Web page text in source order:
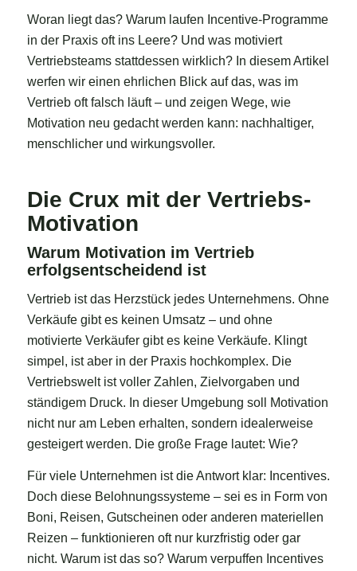
Woran liegt das? Warum laufen Incentive-Programme
in der Praxis oft ins Leere? Und was motiviert
Vertriebsteams stattdessen wirklich? In diesem Artikel
werfen wir einen ehrlichen Blick auf das, was im
Vertrieb oft falsch läuft – und zeigen Wege, wie
Motivation neu gedacht werden kann: nachhaltiger,
menschlicher und wirkungsvoller.
Die Crux mit der Vertriebs-
Motivation
Warum Motivation im Vertrieb
erfolgsentscheidend ist
Vertrieb ist das Herzstück jedes Unternehmens. Ohne
Verkäufe gibt es keinen Umsatz – und ohne
motivierte Verkäufer gibt es keine Verkäufe. Klingt
simpel, ist aber in der Praxis hochkomplex. Die
Vertriebswelt ist voller Zahlen, Zielvorgaben und
ständigem Druck. In dieser Umgebung soll Motivation
nicht nur am Leben erhalten, sondern idealerweise
gesteigert werden. Die große Frage lautet: Wie?
Für viele Unternehmen ist die Antwort klar: Incentives.
Doch diese Belohnungssysteme – sei es in Form von
Boni, Reisen, Gutscheinen oder anderen materiellen
Reizen – funktionieren oft nur kurzfristig oder gar
nicht. Warum ist das so? Warum verpuffen Incentives